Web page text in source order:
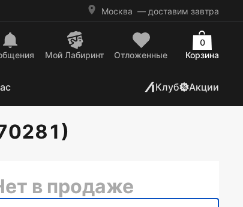
Москва — доставим завтра
Mой Лабиринт Отложенные Корзина
0
Клуб Акции
в продаже